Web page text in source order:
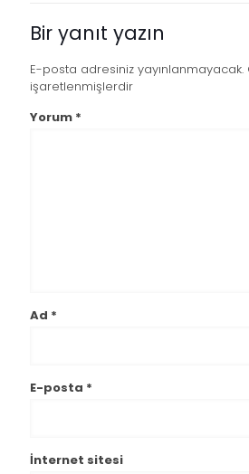
Bir yanıt yazın
E-posta adresiniz yayınlanmayacak.
işaretlenmişlerdir
Yorum *
Ad *
E-posta *
İnternet sitesi